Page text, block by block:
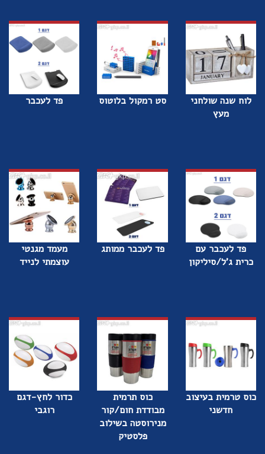
לוח שנה שולחני
מעץ
סט רמקול בלוטוס פד לעכבר
פד לעכבר עם
כרית ג'ל/סיליקון
פד לעכבר ממותג
מעמד מגנטי
עוצמתי לנייד
כוס טרמית בעיצוב
חדשני
כוס תרמית
מבודדת חום/קור
מנירוסטה בשילוב
פלסטיק
כדור לחץ-דגם
רוגבי